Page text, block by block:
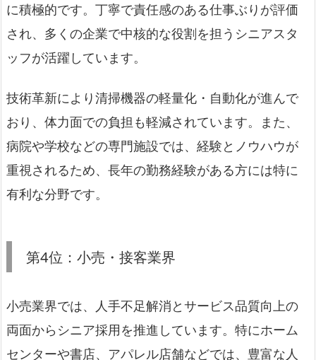
に積極的です。丁寧で責任感のある仕事ぶりが評価
され、多くの企業で中核的な役割を担うシニアスタ
ッフが活躍しています。
技術革新により清掃機器の軽量化・自動化が進んで
おり、体力面での負担も軽減されています。また、
病院や学校などの専門施設では、経験とノウハウが
重視されるため、長年の勤務経験がある方には特に
有利な分野です。
第4位：小売・接客業界
小売業界では、人手不足解消とサービス品質向上の
両面からシニア採用を推進しています。特にホーム
センターや書店、アパレル店舗などでは、豊富な人